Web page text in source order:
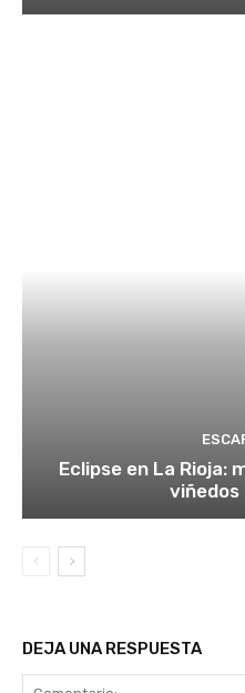
Eclipse en La Rioja:
viñedos
DEJA UNA RESPUESTA